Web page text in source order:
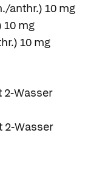
anthr.) 10 mg
10 mg
10 mg
Wasser
2-Wasser